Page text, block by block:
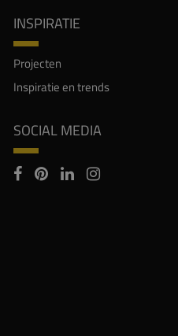
INSPIRATIE
Projecten
Inspiratie en trends
SOCIAL MEDIA